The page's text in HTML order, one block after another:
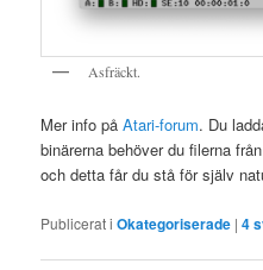
Asfräckt.
Mer info påAtari-forum. Du
binärerna behöver du filerna
och detta får du stå för själv
Publicerat i Okategoriserade |4